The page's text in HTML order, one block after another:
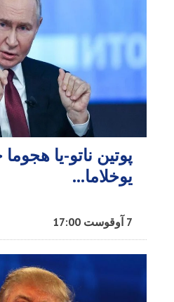
پوتین ناتو-یا
یوخلاما...
7 آوقوست 17:00